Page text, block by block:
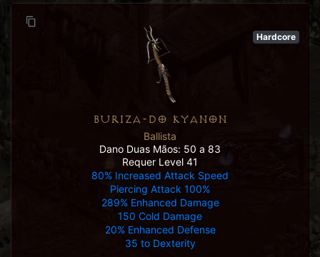
Hardcore
BURIZA-DO KYANON
Ballista
Dano Duas Mãos: 50 a 83
Requer Level 41
80% Increased Attack Speed
Piercing Attack 100%
289% Enhanced Damage
150 Cold Damage
20% Enhanced Defense
35 to Dexterity